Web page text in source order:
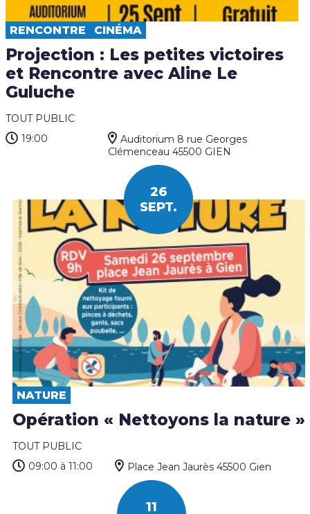
RENCONTRE CINÉMA
Projection : Les petites victoires
et Rencontre avec Aline Le
Guluche
TOUT PUBLIC
19:00
Auditorium 8 rue Georges
Clémenceau 45500 GIEN
26
SEPT.
NATURE
Opération « Nettoyons la nature »
TOUT PUBLIC
09:00 à 11:00 Place Jean Jaurès 45500 Gien
11